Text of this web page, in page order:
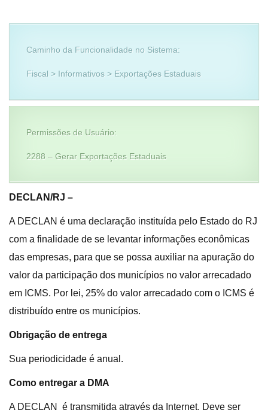
Caminho da Funcionalidade no Sistema:
Fiscal > Informativos > Exportações Estaduais
Permissões de Usuário:
2288 – Gerar Exportações Estaduais
DECLAN/RJ –
A DECLAN é uma declaração instituída pelo Estado do RJ
com a finalidade de se levantar informações econômicas
das empresas, para que se possa auxiliar na apuração do
valor da participação dos municípios no valor arrecadado
em ICMS. Por lei, 25% do valor arrecadado com o ICMS é
distribuído entre os municípios.
Obrigação de entrega
Sua periodicidade é anual.
Como entregar a DMA
A DECLAN é transmitida através da Internet. Deve ser